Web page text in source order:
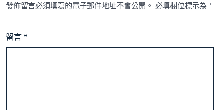
發佈留言必須填寫的電子郵件地址不會公開。 必填欄位標示為*
留言*